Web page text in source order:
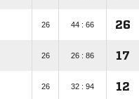
26 44 : 66 26
26 26 : 86 17
26 32 : 94 12